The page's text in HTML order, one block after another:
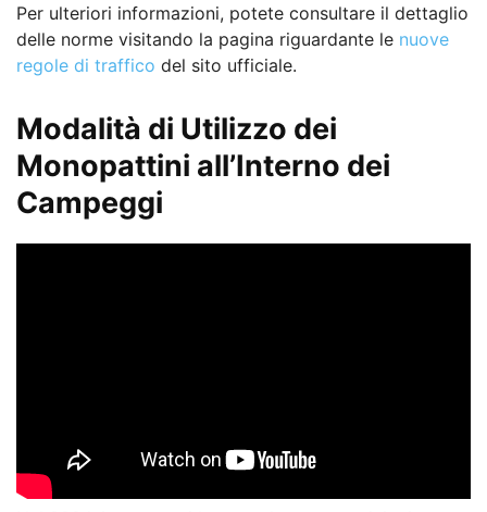
Per ulteriori informazioni, potete consultare il dettaglio
delle norme visitando la pagina riguardante le nuove
regole di traffico del sito ufficiale.
Modalità di Utilizzo dei
Monopattini all’Interno dei
Campeggi